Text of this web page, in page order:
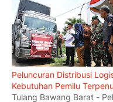
Peluncuran Distribusi
Kebutuhan Pemilu
Tulang Bawang Barat -